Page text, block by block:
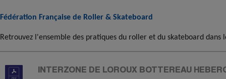
Fédération Française de Roller & Skateboard
Retrouvez l'ensemble des pratiques du roller et du skateboard dans
INTERZONE DE LOROUX BOTTEREAU